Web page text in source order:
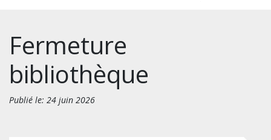
Fermeture
bibliothèque
Publié le: 24 juin 2026